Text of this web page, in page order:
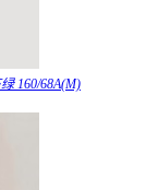
160/68A(M)